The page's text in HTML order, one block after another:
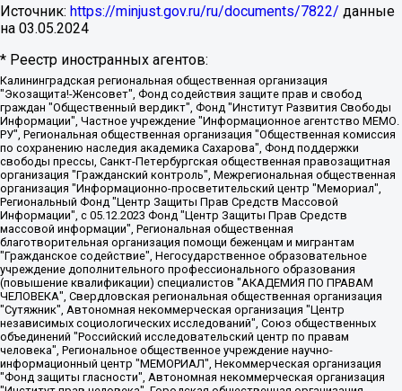
Источник: https://minjust.gov.ru/ru/documents/7822/ данные
на 03.05.2024
* Реестр иностранных агентов:
Калининградская региональная общественная организация "Экозащита!-Женсовет", Фонд содействия защите прав и свобод граждан "Общественный вердикт", Фонд "Институт Развития Свободы Информации", Частное учреждение "Информационное агентство МЕМО. РУ", Региональная общественная организация "Общественная комиссия по сохранению наследия академика Сахарова", Фонд поддержки свободы прессы, Санкт-Петербургская общественная правозащитная организация "Гражданский контроль", Межрегиональная общественная организация "Информационно-просветительский центр "Мемориал", Региональный Фонд "Центр Защиты Прав Средств Массовой Информации", с 05.12.2023 Фонд "Центр Защиты Прав Средств массовой информации", Региональная общественная благотворительная организация помощи беженцам и мигрантам "Гражданское содействие", Негосударственное образовательное учреждение дополнительного профессионального образования (повышение квалификации) специалистов "АКАДЕМИЯ ПО ПРАВАМ ЧЕЛОВЕКА", Свердловская региональная общественная организация "Сутяжник", Автономная некоммерческая организация "Центр независимых социологических исследований", Союз общественных объединений "Российский исследовательский центр по правам человека", Региональное общественное учреждение научно-информационный центр "МЕМОРИАЛ", Некоммерческая организация "Фонд защиты гласности", Автономная некоммерческая организация "Институт прав человека", Городская общественная организация "Екатеринбургское общество "МЕМОРИАЛ", Городская общественная организация "Рязанское историко-просветительское и правозащитное общество "Мемориал" (Рязанский Мемориал), Челябинский региональный орган общественной самодеятельности – женское общественное объединение "Женщины Евразии", Челябинский региональный орган общественной самодеятельности "Уральская правозащитная группа", Фонд содействия защите здоровья и социальной справедливости имени Андрея Рылькова, Автономная Некоммерческая Организация "Аналитический Центр Юрия Левады", Автономная некоммерческая организация социальной поддержки населения "Проект Апрель", Региональная общественная организация помощи женщинам и детям, находящимся в кризисной ситуации "Информационно-методический центр "Анна", Фонд содействия развитию массовых коммуникаций и правовому просвещению "Так-так-Так", Фонд содействия устойчивому развитию "Серебряная тайга", Свердловский региональный общественный фонд социальных проектов "Новое время", "Idel.Реалии", Кавказ.Реалии, Крым.Реалии, Телеканал Настоящее Время, Татаро-башкирская служба Радио Свобода (Azatliq Radiosi), Радио Свободная Европа/Радио Свобода (PCE/PC), "Сибирь.Реалии", "Фактограф", Благотворительный фонд помощи осужденным и их семьям, Автономная некоммерческая организация "Институт глобализации и социальных движений", Фонд "В защиту прав заключенных", Частное учреждение "Центр поддержки и содействия развитию средств массовой информации", Пензенский региональный общественный благотворительный фонд "Гражданский союз", "Север.Реалии", Некоммерческая организация Фонд "Правовая инициатива", Общество с ограниченной ответственностью "Радио Свободная Европа/Радио Свобода", Чешское информационное агентство "MEDIUM-ORIENT", Красноярская региональная общественная организация "Мы против СПИДа", Камалягин Денис Николаевич, Маркелов Сергей Евгеньевич, Пономарев Лев Александрович, Савицкая Людмила Алексеевна, Автономная некоммерческая организация "Центр по работе с проблемой насилия "НАСИЛИЮ.НЕТ", Межрегиональный профессиональный союз работников здравоохранения "Альянс врачей", Юридическое лицо, зарегистрированное в Латвийской Республике, SIA "Medusa Project" (регистрационный номер 40103797863, дата регистрации 10.06.2014), Некоммерческая организация "Фонд по борьбе с коррупцией", Автономная некоммерческая организация "Институт права и публичной политики", Баданин Роман Сергеевич, Гликин Максим Александрович, Железнова Мария Михайловна, Лукьянова Юлия Сергеевна, Маетная Елизавета Витальевна, Маняхин Петр Борисович, Чуракова Ольга Владимировна, Ярош Юлия Петровна, Юридическое лицо "The Insider SIA", зарегистрированное в Риге, Латвийская Республика (дата регистрации 26.06.2015), являющееся администратором доменного имени интернет-издания "The Insider SIA", https://theins.ru, Постернак Алексей Евгеньевич, Рубин Михаил Аркадьевич, Анин Роман Александрович, Юридическое лицо Istories fonds, зарегистрированное в Латвийской Республике (регистрационный номер 50008295751, дата регистрации 24.02.2020), Великовский Дмитрий Александрович, Долинина Ирина Николаевна, Мароховская Алеся Алексеевна, Шлейнов Роман Юрьевич, Шмагун Олеся Валентиновна, Общество с ограниченной ответственностью "Альтаир 2021", Общество с ограниченной ответственностью "Вега 2021", Общество с ограниченной ответственностью "Главный редактор 2021", Общество с ограниченной ответственностью "Ромашки монолит", Важенков Артем Валерьевич, Ивановская областная общественная организация "Центр гендерных исследований", Гурман Юрий Альбертович, Медиапроект "ОВД-Инфо", Егоров Владимир Владимирович, Жилинский Владимир Александрович, Общество с ограниченной ответственностью "ЗП", Иванова София Юрьевна, Карезина Инна Павловна, Кильтау Екатерина Викторовна, Петров Алексей Викторович, Пискунов Сергей Евгеньевич, Смирнов Сергей Сергеевич, Тихонов Михаил Сергеевич, Общество с ограниченной ответственностью "ЖУРНАЛИСТ-ИНОСТРАННЫЙ АГЕНТ", Арапова Галина Юрьевна, Вольтская Татьяна Анатольевна, Американская компания "Mason G.E.S. Anonymous Foundation" (США), являющаяся владельцем интернет-издания https://mnews.world/, Компания "Stichting Bellingcat", зарегистрированная в Нидерландах (дата регистрации 11.07.2018), Захаров Андрей Вячеславович, Клепиковская Екатерина Дмитриевна, Общество с ограниченной ответственностью "МЕМО", Перл Роман Александрович, Симонов Евгений Алексеевич, Соловьева Елена Анатольевна, Сотников Даниил Владимирович, Сурначева Елизавета Дмитриевна, Автономная некоммерческая организация по защите прав человека и информированию населения "Якутия – Наше Мнение", Общество с ограниченной ответственностью "Москоу диджитал медиа", с 26.01.2023 Общество с ограниченной ответственностью "Чайка Белые сады", Ветошкина Валерия Валерьевна, Заговора Максим Александрович, Межрегиональное общественное движение "Российская ЛГБТ - сеть", Оленичев Максим Владимирович, Павлов Иван Юрьевич, Скворцова Елена Сергеевна, Общество с ограниченной ответственностью "Как бы инагент", Кочетков Игорь Викторович, Общество с ограниченной ответственностью "Честные выборы", Еланчик Олег Александрович, Общество с ограниченной ответственностью "Нобелевский призыв", Гималова Регина Эмилевна, Григорьев Андрей Валерьевич, Григорьева Алина Александровна, Ассоциация по содействию защите прав призывников, альтернативнослужащих и военнослужащих "Правозащитная группа "Гражданин.Армия.Право", Хисамова Регина Фаритовна, Автономная некоммерческая организация по реализации социально-правовых программ "Лилит", Дальневосточное общественное движение "Маяк", Санкт-Петербургская ЛГБТ-инициативная группа "Выход", Инициативная группа ЛГБТ+ "Реверс", Алексеев Андрей Викторович, Бекбулатова Таисия Львовна, Беляев Иван Михайлович, Владыкина Елена Сергеевна, Гельман Марат Александрович, Никульшина Вероника Юрьевна, Толоконникова Надежда Андреевна, Шендерович Виктор Анатольевич, Общество с ограниченной ответственностью "Данное сообщение", Общество с ограниченной ответственностью Издательский дом "Новая глава", Айнбиндер Александра Александровна, Московский комьюнити-центр для ЛГБТ+инициатив, Благотворительный фонд развития филантропии, Deutsche Welle (Германия, Kurt-Schumacher-Strasse 3, 53113 Bonn), Борзунова Мария Михайловна, Воробьев Виктор Викторович, Голубева Анна Львовна, Константинова Алла Михайловна, Малкова Ирина Владимировна, Мурадов Мурад Абдулгалимович, Осетинская Елизавета Николаевна, Понасенков Евгений Николаевич, Ганапольский Матвей Юрьевич, Киселев Евгений Алексеевич, Борухович Ирина Григорьевна, Дремин Иван Тимофеевич, Дубровский Дмитрий Викторович, Красноярская региональная общественная организация поддержки и развития альтернативных образовательных технологий и межкультурных коммуникаций "ИНТЕРРА", Маяковская Екатерина Алексеевна, Фейгин Марк Захарович, Филимонов Андрей Викторович, Дзугкоева Регина Николаевна, Доброхотов Роман Александрович, Дудь Юрий Александрович, Елкин Сергей Владимирович, Кругликов Кирилл Игоревич, Сабунаева Мария Леонидовна, Семенов Алексей Владимирович, Шаинян Карен Багратович, Шульман Екатерина Михайловна, Асафьев Артур Валерьевич, Вахштайн Виктор Семенович, Венедиктов Алексей Алексеевич, Лушникова Екатерина Евгеньевна, Волков Леонид Михайлович, Невзоров Александр Глебович, Пархоменко Сергей Борисович, Сироткин Ярослав Николаевич, Кара-Мурза Владимир Владимирович, Баранова Наталья Владимировна, Гозман Леонид Яковлевич, Кагарлицкий Борис Юльевич, Климарев Михаил Валерьевич, Милов Владимир Станиславович, Автономная некоммерческая организация Краснодарский центр современного искусства "Типография", Моргенштерн Алишер Тагирович, Соболь Любовь Эдуардовна, Общество с ограниченной ответственностью "ЛИЗА НОРМ", Каспаров Гарри Кимович, Ходорковский Михаил Борисович, Общество с ограниченной ответственностью "Апрельские тезисы", Данилович Ирина Брониславовна, Кашин Олег Владимирович, Петров Николай Владимирович, Пивоваров Алексей Владимирович, Соколов Михаил Владимирович, Цветкова Юлия Владимировна, Чичваркин Евгений Александрович, Комитет против пыток/Команда против пыток, Общество с ограниченной ответственностью "Первый научный", Общество с ограниченной ответственностью "Вертолет и ко", Белоцерковская Вероника Борисовна, Кац Максим Евгеньевич, Лазарева Татьяна Юрьевна, Шаведдинов Руслан Табризович, Яшин Илья Валерьевич, Общество с ограниченной ответственностью "Иноагент ААВ", Алешковский Дмитрий Петрович, Альбац Евгения Марковна, Быков Дмитрий Львович, Галямина Юлия Евгеньевна, Лойко Сергей Леонидович, Мартынов Кирилл Константинович, Медведев Сергей Александрович, Крашенинников Федор Геннадиевич, Гордеева Катерина Вл